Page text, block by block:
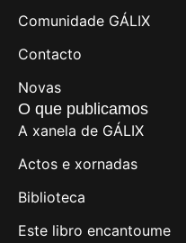
Comunidade GÁLIX
Contacto
Novas
O que publicamos
A xanela de GÁLIX
Actos e xornadas
Biblioteca
Este libro encantoume